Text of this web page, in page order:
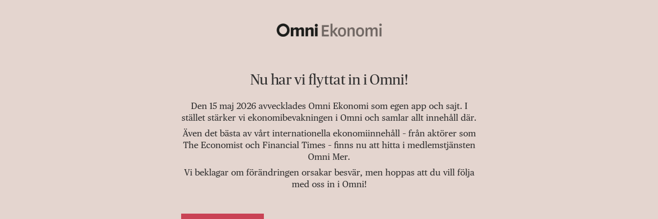
Nu har vi flyttat in i Omni!
Den 15 maj 2026 avvecklades Omni Ekonomi som egen app och sajt. I
stället stärker vi ekonomibevakningen i Omni och samlar allt innehåll där.
Även det bästa av vårt internationella ekonomiinnehåll – från aktörer som
The Economist och Financial Times – finns nu att hitta i medlemstjänsten
Omni Mer.
Vi beklagar om förändringen orsakar besvär, men hoppas att du vill följa
med oss in i Omni!